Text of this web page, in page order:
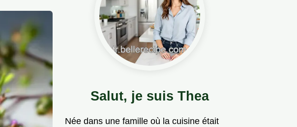
Salut, je suis Thea
Née dans une famille où la cuisine était